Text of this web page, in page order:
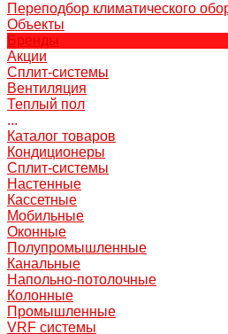
Переподбор климатического
Объекты
Бренды
Акции
Сплит-системы
Вентиляция
Теплый пол
...
Каталог товаров
Кондиционеры
Сплит-системы
Настенные
Кассетные
Мобильные
Оконные
Полупромышленные
Канальные
Напольно-потолочные
Колонные
Промышленные
VRF системы